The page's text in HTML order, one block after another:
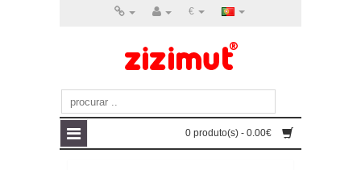
€
0 produto(s) - 0.00€